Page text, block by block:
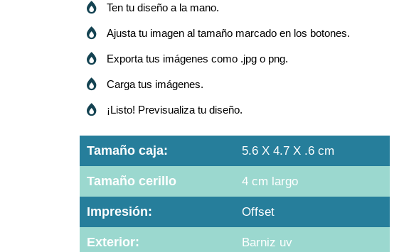
Ten tu diseño a la mano.
Ajusta tu imagen al tamaño marcado en los botones.
Exporta tus imágenes como .jpg o png.
Carga tus imágenes.
¡Listo! Previsualiza tu diseño.
Tamaño caja: 5.6 X 4.7 X .6 cm
Tamaño cerillo 4 cm largo
Impresión: Offset
Exterior: Barniz uv